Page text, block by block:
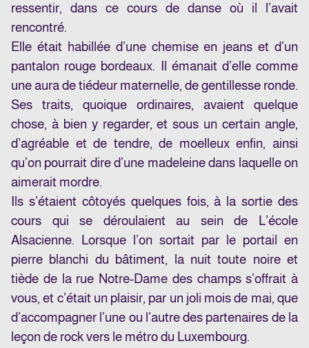
ressentir, dans ce cours de danse où il l’avait
rencontré.
Elle était habillée d’une chemise en jeans et d’un
pantalon rouge bordeaux. Il émanait d’elle comme
une aura de tiédeur maternelle, de gentillesse ronde.
Ses traits, quoique ordinaires, avaient quelque
chose, à bien y regarder, et sous un certain angle,
d’agréable et de tendre, de moelleux enfin, ainsi
qu’on pourrait dire d’une madeleine dans laquelle on
aimerait mordre.
Ils s’étaient côtoyés quelques fois, à la sortie des
cours qui se déroulaient au sein de L’école
Alsacienne. Lorsque l’on sortait par le portail en
pierre blanchi du bâtiment, la nuit toute noire et
tiède de la rue Notre-Dame des champs s’offrait à
vous, et c’était un plaisir, par un joli mois de mai, que
d’accompagner l’une ou l’autre des partenaires de la
leçon de rock vers le métro du Luxembourg.